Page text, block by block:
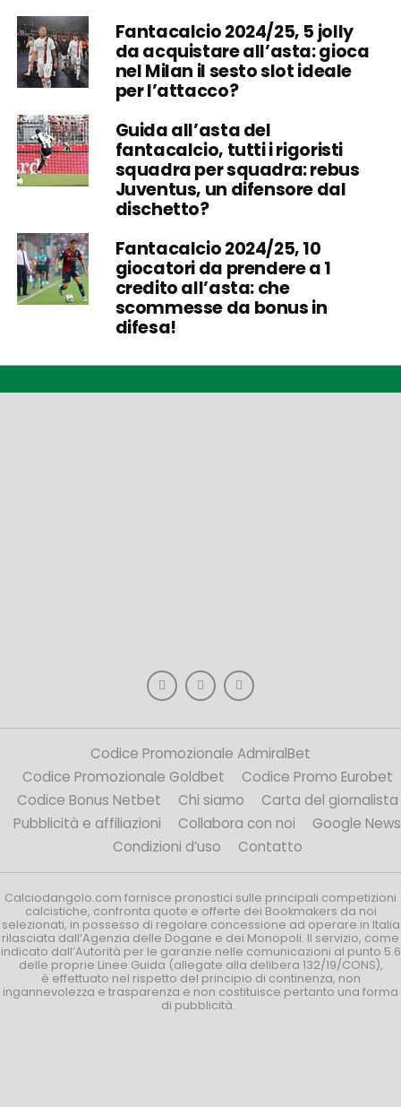
Fantacalcio 2024/25, 5 jolly
da acquistare all’asta: gioca
nel Milan il sesto slot ideale
per l’attacco?
Guida all’asta del
fantacalcio, tutti i rigoristi
squadra per squadra: rebus
Juventus, un difensore dal
dischetto?
Fantacalcio 2024/25, 10
giocatori da prendere a 1
credito all’asta: che
scommesse da bonus in
difesa!
Codice Promozionale AdmiralBet
Codice Promozionale Goldbet
Codice Promo Eurobet
Codice Bonus Netbet
Chi siamo
Carta del giornalista
Pubblicità e affiliazioni
Collabora con noi
Google News
Condizioni d’uso
Contatto
Calciodangolo.com fornisce pronostici sulle principali competizioni
calcistiche, confronta quote e offerte dei Bookmakers da noi
selezionati, in possesso di regolare concessione ad operare in Italia
rilasciata dall’Agenzia delle Dogane e dei Monopoli. Il servizio, come
indicato dall’Autorità per le garanzie nelle comunicazioni al punto 5.6
delle proprie Linee Guida (allegate alla delibera 132/19/CONS),
è effettuato nel rispetto del principio di continenza, non
ingannevolezza e trasparenza e non costituisce pertanto una forma
di pubblicità.